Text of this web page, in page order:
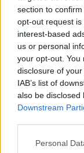
section to
opt-out request
interest-based
us or personal
your opt-out. You
disclosure of
IAB’s list of
also be disclosed
Downstream
Please note that
Personal